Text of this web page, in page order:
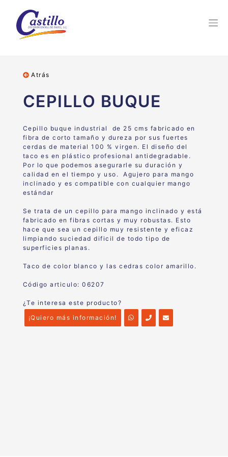
Atrás
CEPILLO BUQUE
Cepillo buque industrial de 25 cms fabricado en
fibra de corto tamaño y dureza por sus fuertes
cerdas de material 100 % virgen. El diseño del
taco es en plástico profesional antidegradable.
Por lo que podemos asegurarle su duración y
calidad en el tiempo y uso. Agujero para mango
inclinado y es compatible con cualquier mango
estándar
Se trata de un cepillo para mango inclinado y está
fabricado en fibras cortas y muy robustas. Esto
hace que sea un cepillo muy resistente y eficaz
limpiando suciedad dificil de todo tipo de
superficies planas.
Taco de color blanco y las cedras color amarillo.
Código articulo: 06207
¿Te interesa este producto?
¡Quiero más información!